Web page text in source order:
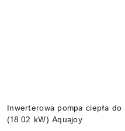
Inwerterowa pompa ciepła
(18.02 kW) Aquajoy